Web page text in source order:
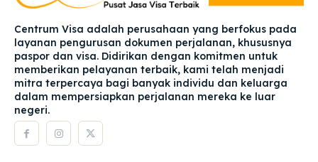
Centrum Visa adalah perusahaan yang berfokus pada
layanan pengurusan dokumen perjalanan, khususnya
paspor dan visa. Didirikan dengan komitmen untuk
memberikan pelayanan terbaik, kami telah menjadi
mitra terpercaya bagi banyak individu dan keluarga
dalam mempersiapkan perjalanan mereka ke luar
negeri.